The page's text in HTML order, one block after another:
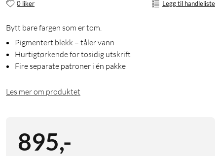
0 liker Legg til handleliste
Bytt bare fargen som er tom.
Pigmentert blekk – tåler vann
Hurtigtørkende for tosidig utskrift
Fire separate patroner i én pakke
Les mer om produktet
895,-